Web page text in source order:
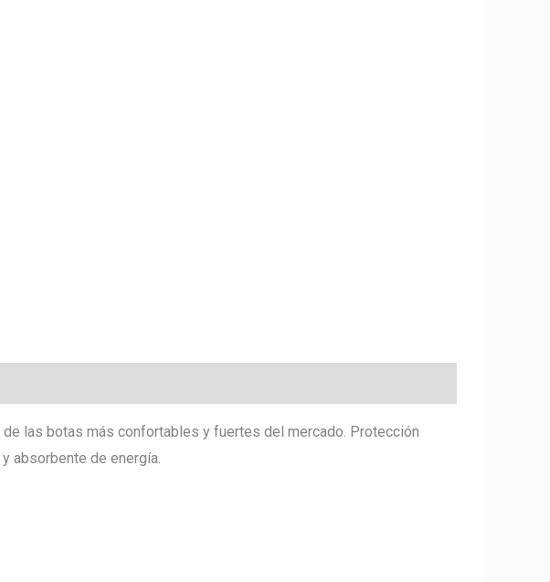
las botas más confortables y fuertes del mercado. Protección
absorbente de energía.